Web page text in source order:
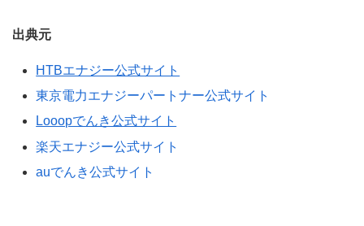
出典元
HTBエナジー公式サイト
東京電力エナジーパートナー公式サイト
Looopでんき公式サイト
楽天エナジー公式サイト
auでんき公式サイト